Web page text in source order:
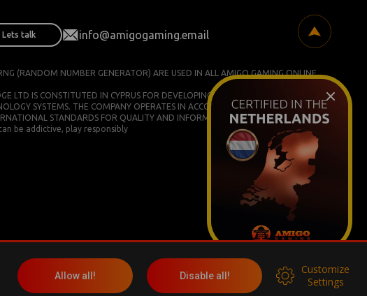
Социальные сети:
Lets talk info@amigogaming.email
(RANDOM NUMBER GENERATOR) ARE USED IN ALL AMIGO GAMING ONLINE
LTD IS CONSTITUTED IN CYPRUS FOR DEVELOPING AND COMMERCIALIZING
SYSTEMS. THE COMPANY OPERATES IN ACCORDANCE WITH ISO/IEC
STANDARDS FOR QUALITY AND INFORMATION SECURITY.
be addictive, play responsibly
Allow all! Disable all!
Customize
Settings
More info